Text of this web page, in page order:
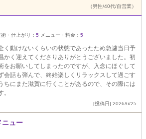
（男性/40代/自営業）
術・仕上がり： 5 メニュー・料金： 5
く動けないくらいの状態であったため急遽当日予
かく迎えてくださりありがとうございました。初
をお願いしてしまったのですが、入念にほぐして
会話も弾んで、終始楽しくリラックスして過ごす
ちにまた滋賀に行くことがあるので、その際には
[投稿日] 2026/6/25
ニュー